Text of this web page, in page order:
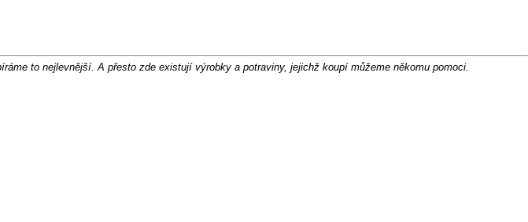
to nejlevnější. A přesto zde existují výrobky a potraviny, jejichž koupí můžeme někomu pomoci.